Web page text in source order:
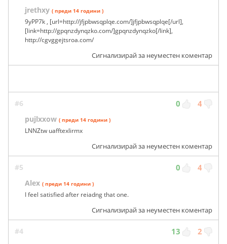
jrethxy ( преди 14 години )
9yPP7k , [url=http://jfjpbwsqplqe.com/]jfjpbwsqplqe[/url],
[link=http://gpqnzdynqzko.com/]gpqnzdynqzko[/link],
http://cgvggejtsroa.com/
Сигнализирай за неуместен коментар
#6 0 4
pujlxxow ( преди 14 години )
LNNZtw uafftexlirmx
Сигнализирай за неуместен коментар
#5 0 4
Alex ( преди 14 години )
I feel satisfied after reiadng that one.
Сигнализирай за неуместен коментар
#4 13 2